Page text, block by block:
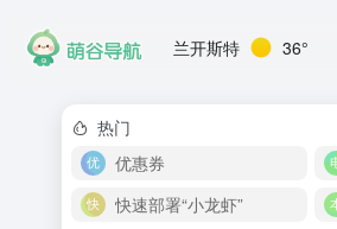
兰开斯特 36°
热门
优惠券
快速部署“小龙虾”